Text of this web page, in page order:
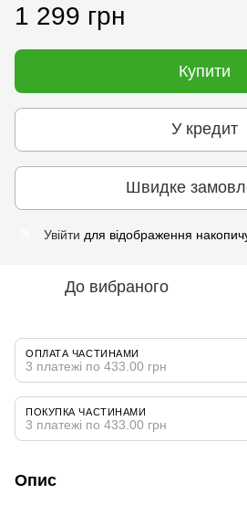
1 299 грн
Купити
У кредит
Швидке
Увійти для відображення
До вибраного
ОПЛАТА ЧАСТИНАМИ
3 платежі по 433.00 грн
ПОКУПКА ЧАСТИНАМИ
3 платежі по 433.00 грн
Опис